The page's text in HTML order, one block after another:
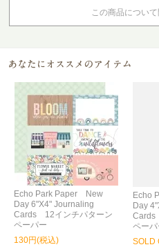
この商品につい
Echo Park Paper New
Day 6"X4" Journaling
Cards 12インチパターン
ペーパー
130円(税込)
Echo
Day
Cards
ペーパ
SOLD